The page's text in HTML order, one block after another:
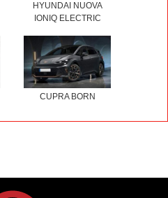
HYUNDAI NUOVA
IONIQ ELECTRIC
CUPRA BORN